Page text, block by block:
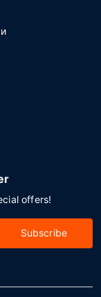
offers!
Subscribe